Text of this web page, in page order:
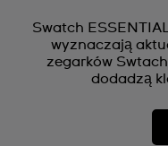
Swatch
wyznaczają
zegarków
dodadzą